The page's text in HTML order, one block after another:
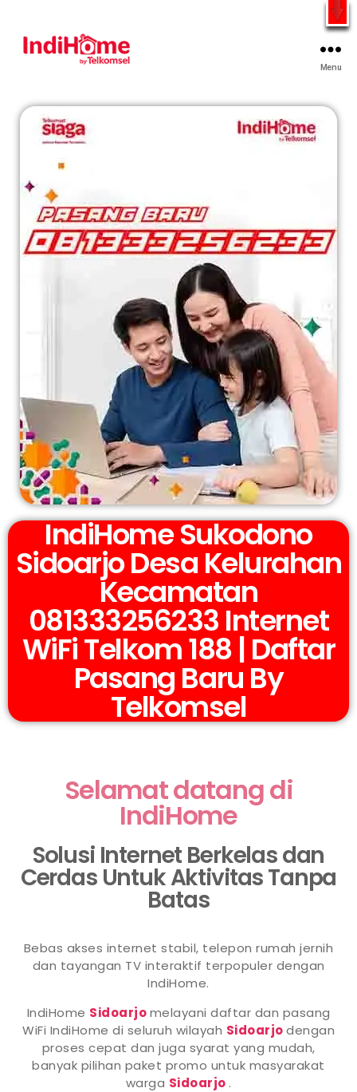
Gratis Pasang Dengan Bayar PDD2 | WiFi 200Rb an By
Menu
IndiHome Sukodono
Sidoarjo Desa Kelurahan
Kecamatan
081333256233 Internet
WiFi Telkom 188 | Daftar
Pasang Baru By
Telkomsel
Selamat datang di
IndiHome
Solusi Internet Berkelas dan
Cerdas Untuk Aktivitas Tanpa
Batas
Bebas akses internet stabil, telepon rumah jernih
dan tayangan TV interaktif terpopuler dengan
IndiHome.
IndiHome Sidoarjomelayani daftar dan pasang
WiFi IndiHome di seluruh wilayah Sidoarjodengan
proses cepat dan juga syarat yang mudah,
banyak pilihan paket promo untuk masyarakat
warga Sidoarjo .